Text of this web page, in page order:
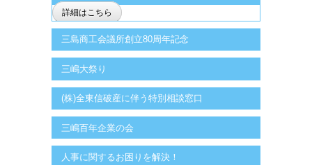
詳細はこちら
三島商工会議所創立80周年記念
三嶋大祭り
(株)全東信破産に伴う特別相談窓口
三嶋百年企業の会
人事に関するお困りを解決！